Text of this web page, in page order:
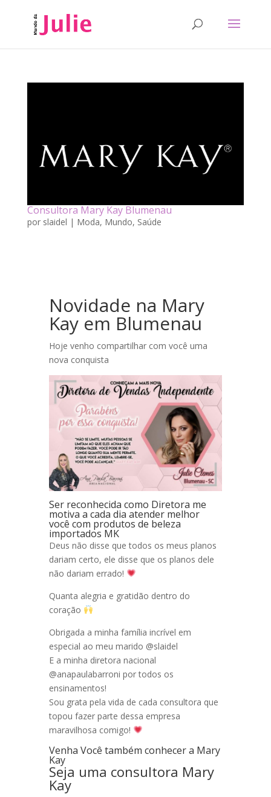
Consultora Mary Kay Blumenau
por slaidel | Moda, Mundo, Saúde
Novidade na Mary
Kay em Blumenau
Hoje venho compartilhar com você uma
nova conquista
Ser reconhecida como Diretora me
motiva a cada dia atender melhor
você com produtos de beleza
importados MK
Deus não disse que todos os meus planos
dariam certo, ele disse que os planos dele
não dariam errado!
Quanta alegria e gratidão dentro do
coração
Obrigada a minha família incrível em
especial ao meu marido @slaidel
E a minha diretora nacional
@anapaulabarroni por todos os
ensinamentos!
Sou grata pela vida de cada consultora que
topou fazer parte dessa empresa
maravilhosa comigo!
Venha Você também conhecer a Mary
Kay
Seja uma consultora Mary
Kay